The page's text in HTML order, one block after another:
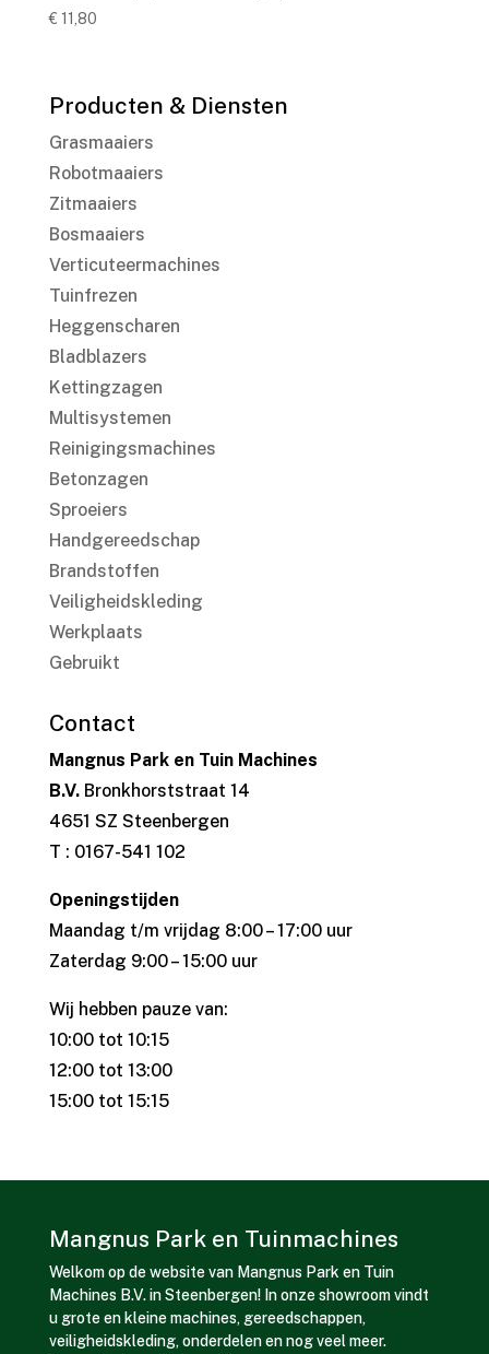
€ 11,80
Producten & Diensten
Grasmaaiers
Robotmaaiers
Zitmaaiers
Bosmaaiers
Verticuteermachines
Tuinfrezen
Heggenscharen
Bladblazers
Kettingzagen
Multisystemen
Reinigingsmachines
Betonzagen
Sproeiers
Handgereedschap
Brandstoffen
Veiligheidskleding
Werkplaats
Gebruikt
Contact
Mangnus Park en Tuin Machines
B.V.Bronkhorststraat 14
4651 SZ Steenbergen
T : 0167-541 102
Openingstijden
Maandag t/m vrijdag 8:00 – 17:00 uur
Zaterdag 9:00 – 15:00 uur
Wij hebben pauze van:
10:00 tot 10:15
12:00 tot 13:00
15:00 tot 15:15
Mangnus Park en Tuinmachines
Welkom op de website van Mangnus Park en Tuin
Machines B.V. in Steenbergen! In onze showroom vindt
u grote en kleine machines, gereedschappen,
veiligheidskleding, onderdelen en nog veel meer.